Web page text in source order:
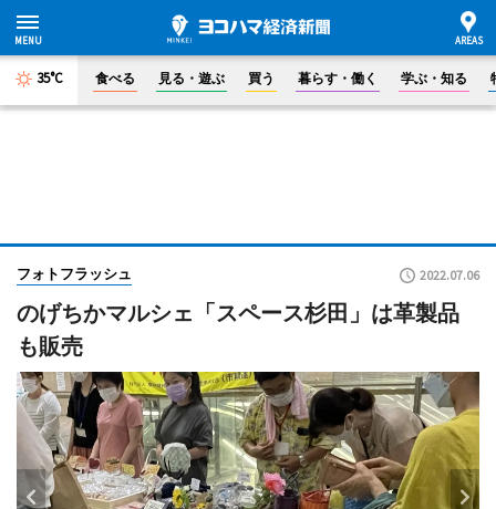
35°C 食べる 見る・遊ぶ 買う 暮らす・働く 学ぶ・知る
フォトフラッシュ 2022.07.06
のげちかマルシェ「スペース杉田」は革製品
も販売